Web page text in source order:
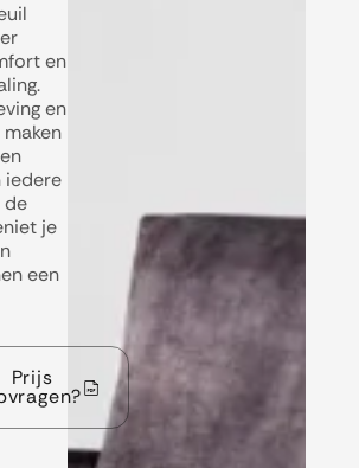
en
en
iedere
de
je
een
Prijs